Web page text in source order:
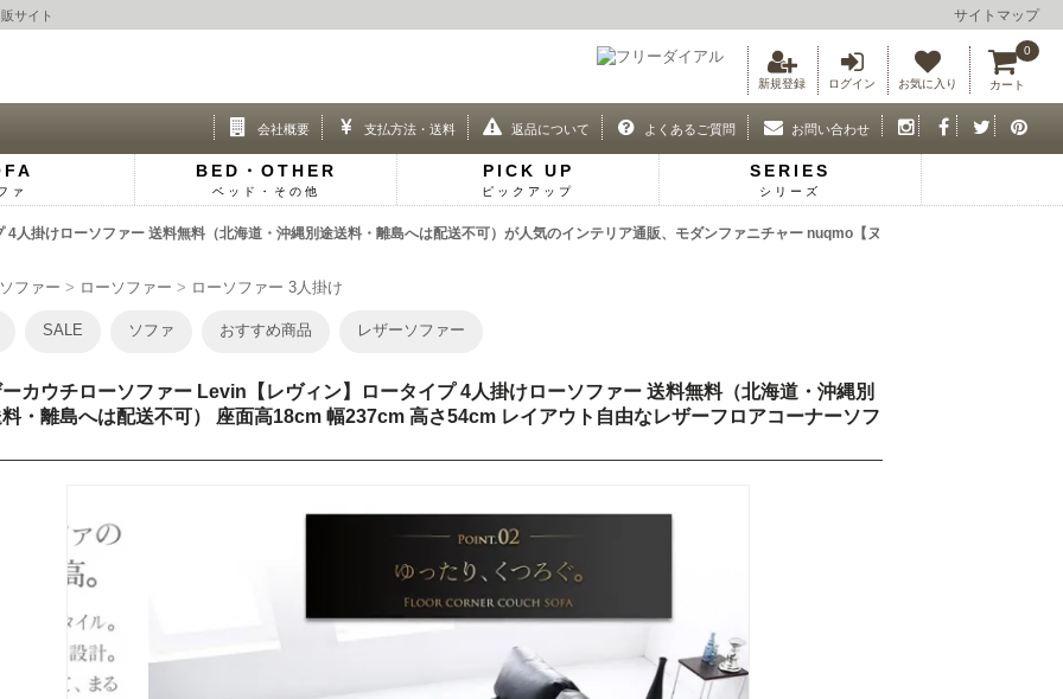
サイト サイトマップ
新規登録 ログイン お気に入り カート
0
会社概要 支払方法・送料 返品について よくあるご質問 お問い合わせ
ァ
BED・OTHER
ベッド・その他
PICK UP
ピックアップ
SERIES
シリーズ
人掛けローソファー 送料無料（北海道・沖縄別途送料・離島へは配送不可）が人気のインテリア通販、モダンファニチャー nuqmo【ヌ
ソファー ローソファー ローソファー 3人掛け
SALE ソファ おすすめ商品 レザーソファー
カウチローソファー Levin【レヴィン】ロータイプ 4人掛けローソファー 送料無料（北海道・沖縄別
・離島へは配送不可） 座面高18cm 幅237cm 高さ54cm レイアウト自由なレザーフロアコーナーソフ